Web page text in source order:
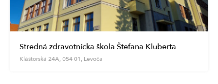
Stredná zdravotnícka škola Štefana Kluberta
Kláštorská 24A, 054 01, Levoča